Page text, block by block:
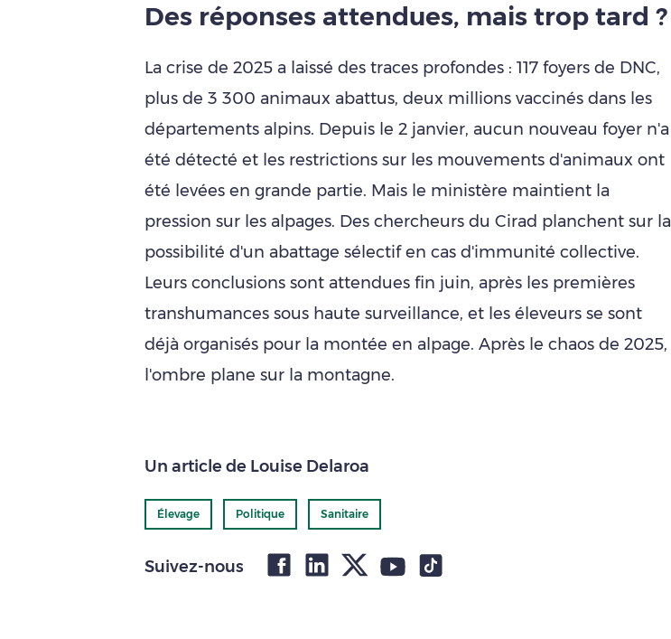
Des réponses attendues, mais trop tard ?
La crise de 2025 a laissé des traces profondes : 117 foyers de DNC,
plus de 3 300 animaux abattus, deux millions vaccinés dans les
départements alpins. Depuis le 2 janvier, aucun nouveau foyer n'a
été détecté et les restrictions sur les mouvements d'animaux ont
été levées en grande partie. Mais le ministère maintient la
pression sur les alpages. Des chercheurs du Cirad planchent sur la
possibilité d'un abattage sélectif en cas d'immunité collective.
Leurs conclusions sont attendues fin juin, après les premières
transhumances sous haute surveillance, et les éleveurs se sont
déjà organisés pour la montée en alpage. Après le chaos de 2025,
l'ombre plane sur la montagne.
Un article de Louise Delaroa
Élevage Politique Sanitaire
Suivez-nous